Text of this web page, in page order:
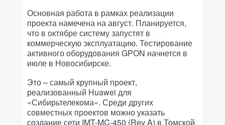
Основная работа в рамках реализации
проекта намечена на август. Планируется,
что в октябре систему запустят в
коммерческую эксплуатацию. Тестирование
активного оборудования GPON начнется в
июле в Новосибирске.
Это – самый крупный проект,
реализованный Huawei для
«Сибирьтелекома». Среди других
совместных проектов можно указать
создание сети IMT-MC-450 (Rev A) в Томской